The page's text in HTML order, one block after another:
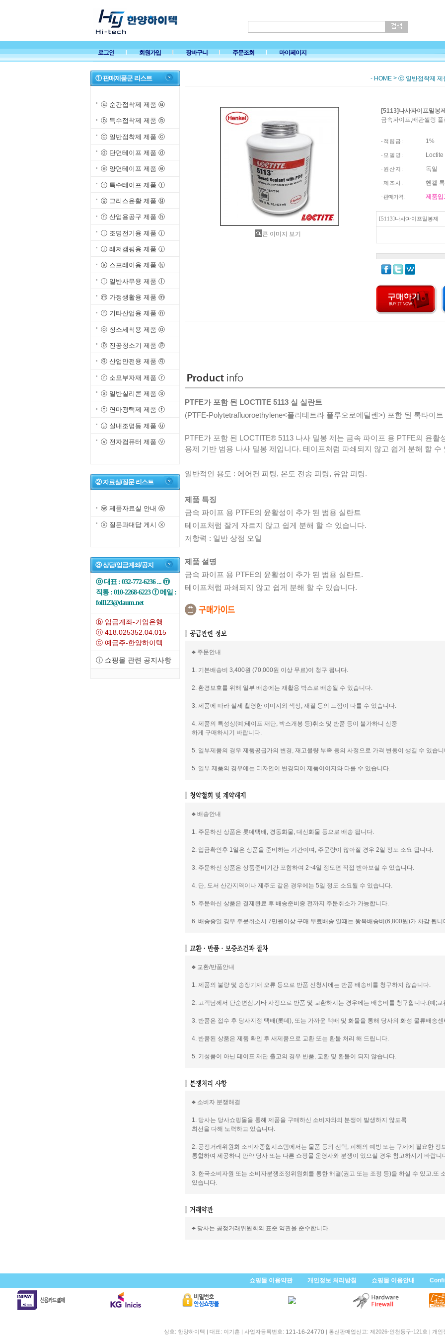
로그인 회원가입 장바구니 주문조회 마이페이지
① 판매제품군 리스트
ⓐ 순간접착제 제품 ⓐ
ⓑ 특수접착제 제품 ⓑ
ⓒ 일반접착제 제품 ⓒ
ⓓ 단면테이프 제품 ⓓ
ⓔ 양면테이프 제품 ⓔ
ⓕ 특수테이프 제품 ⓕ
ⓖ 그리스윤활 제품 ⓖ
ⓗ 산업용공구 제품 ⓗ
ⓘ 조명전기용 제품 ⓘ
ⓙ 레저캠핑용 제품 ⓙ
ⓚ 스프레이용 제품 ⓚ
ⓛ 일반사무용 제품 ⓛ
ⓜ 가정생활용 제품 ⓜ
ⓝ 기타산업용 제품 ⓝ
ⓞ 청소세척용 제품 ⓞ
ⓟ 진공청소기 제품 ⓟ
ⓠ 산업안전용 제품 ⓠ
ⓡ 소모부자재 제품 ⓡ
ⓢ 일반실리콘 제품 ⓢ
ⓣ 연마광택제 제품 ⓣ
ⓤ 실내조명등 제품 ⓤ
ⓥ 전자컴퓨터 제품 ⓥ
② 자료실/질문 리스트
ⓦ 제품자료실 안내 ⓦ
ⓧ 질문과대답 게시 ⓧ
③ 상담/입금계좌/공지
ⓞ 대표 : 032-772-6236 ... ⓜ
직통 : 010-2268-6223 ⓕ 메일 :
foll123@daum.net
ⓑ 입금계좌-기업은행
ⓝ 418.025352.04.015
ⓒ 예금주-한양하이텍
ⓘ 쇼핑몰 관련 공지사항
- HOME > ⓒ 일반접착제
큰 이미지 보기
[5113]나사파이프밀봉
금속파이프,배관씰링
- 적 립 금 : 1%
- 모 델 명 :
- 원 산 지 : 독일
- 제 조 사 : 헨켈
- 판매가격: 제품입
[5113]나사파이프밀봉제
PTFE가 포함 된 LOCTITE 5113 실 실란트
(PTFE-Polytetrafluoroethylene<폴리테트라 플루오로에틸렌 >) 포함 된 록타이
PTFE가 포함 된 LOCTITE® 5113 나사 밀봉 제는 금속 파이프 용 PTFE의 윤활
용제 기반 범용 나사 밀봉 제입니다. 테이프처럼 파쇄되지 않고 쉽게 분해 할 수
일반적인 용도 : 에어컨 피팅, 온도 전송 피팅, 유압 피팅.
제품 특징
금속 파이프 용 PTFE의 윤활성이 추가 된 범용 실란트
테이프처럼 잘게 자르지 않고 쉽게 분해 할 수 있습니다.
저항력 : 일반 상점 오일
제품 설명
금속 파이프 용 PTFE의 윤활성이 추가 된 범용 실란트.
테이프처럼 파쇄되지 않고 쉽게 분해 할 수 있습니다.
♣ 주문안내
1. 기본배송비 3,400원 (70,000원 이상 무료)이 청구 됩니다.
2. 환경보호를 위해 일부 배송에는 재활용 박스로 배송될 수 있습니다.
3. 제품에 따라 실제 촬영한 이미지와 색상, 재질 등의 느낌이 다를 수 있습니다.
4. 제품의 특성상(예;테이프 재단, 박스개봉 등)취소 및 반품 등이 불가하니 신중
하게 구매하시기 바랍니다.
5. 일부제품의 경우 제품공급가의 변경, 재고물량 부족 등의 사정으로 가격 변동이 생길 수 있습니
5. 일부 제품의 경우에는 디자인이 변경되어 제품이이지와 다를 수 있습니다.
♣ 배송안내
1. 주문하신 상품은 롯데택배, 경동화물, 대신화물 등으로 배송 됩니다.
2. 입금확인후 1일은 상품을 준비하는 기간이며, 주문량이 많아질 경우 2일 정도 소요 됩니다.
3. 주문하신 상품은 상품준비기간 포함하여 2~4일 정도면 직접 받아보실 수 있습니다.
4. 단, 도서 산간지역이나 제주도 같은 경우에는 5일 정도 소요될 수 있습니다.
5. 주문하신 상품은 결제완료 후 배송준비중 전까지 주문취소가 가능합니다.
6. 배송중일 경우 주문취소시 7만원이상 구매 무료배송 일때는 왕복배송비(6,800원)가 차감 됩니
♣ 교환/반품안내
1. 제품의 불량 및 송장기재 오류 등으로 반품 신청시에는 반품 배송비를 청구하지 않습니다.
2. 고객님께서 단순변심,기타 사정으로 반품 및 교환하시는 경우에는 배송비를 청구합니다.(예;
3. 반품은 접수 후 당사지정 택배(롯데), 또는 가까운 택배 및 화물을 통해 당사의 화성 물류배송
4. 반품된 상품은 제품 확인 후 새제품으로 교환 또는 환불 처리 해 드립니다.
5. 기성품이 아닌 테이프 재단 출고의 경우 반품, 교환 및 환불이 되지 않습니다.
♣ 소비자 분쟁해결
1. 당사는 당사쇼핑몰을 통해 제품을 구매하신 소비자와의 분쟁이 발생하지 않도록
최선을 다해 노력하고 있습니다.
2. 공정거래위원회 소비자종합시스템에서는 물품 등의 선택, 피해의 예방 또는 구제에 필요한 정
통합하여 제공하니 만약 당사 또는 다른 쇼핑몰 운영사와 분쟁이 있으실 경우 참고하시기 바랍니
3. 한국소비자원 또는 소비자분쟁조정위원회를 통한 해결(권고 또는 조정 등)을 하실 수 있고.또
있습니다.
♣ 당사는 공정거래위원회의 표준 약관을 준수합니다.
쇼핑몰 이용약관 개인정보 처리방침 쇼핑몰 이용안내
상호: 한양하이텍 | 대표: 이기훈 | 사업자등록번호: 121-16-24770 | 통신판매업신고: 제2026-인천동구-121호 | 개